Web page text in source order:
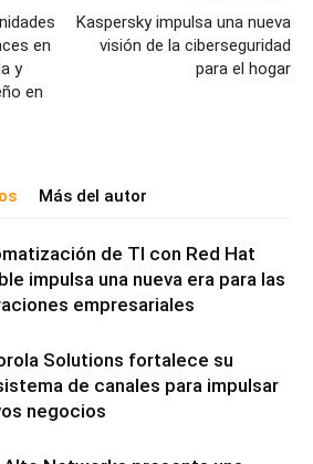
en
y
en
Kaspersky impulsa una nueva
visión de la ciberseguridad
para el hogar
Más del autor
de TI con Red Hat
impulsa una nueva era para las
empresariales
Solutions fortalece su
de canales para impulsar
negocios